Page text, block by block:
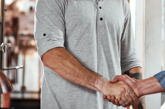
Parat-butikken
Join Parat
Brukerveiledning Parat-appen
Utmelding